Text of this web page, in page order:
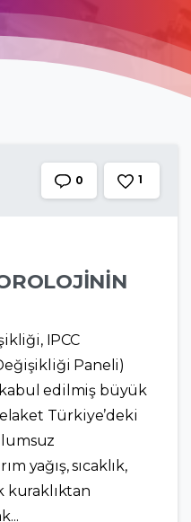
0 1
IPCC
Paneli)
kabul edilmiş büyük
Türkiye’deki
yağış, sıcaklık,
kuraklıktan